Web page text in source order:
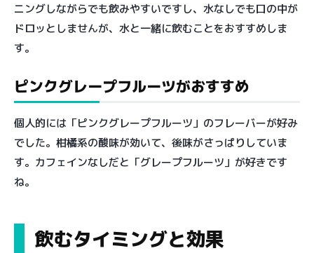
ニングしながらでも飲みやすいですし、水なしでも口の中が
ドロッとしませんが、水と一緒に飲むことをおすすめしま
す。
ピンクグレープフルーツがおすすめ
個人的には「ピンクグレープフルーツ」のフレーバーが好み
でした。柑橘系の酸味が効いて、後味がさっぱりしていま
す。カフェインなしだと「グレープフルーツ」が好きです
ね。
飲むタイミングと効果